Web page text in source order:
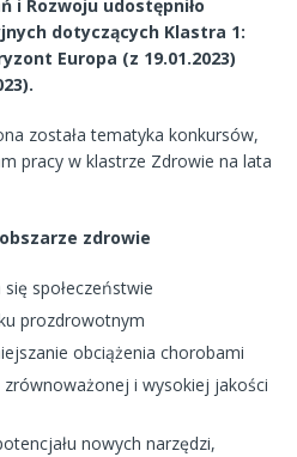
i Rozwoju udostępniło
dotyczących Klastra 1:
Europa (z 19.01.2023)
została tematyka konkursów,
pracy w klastrze Zdrowie na lata
zdrowie
społeczeństwie
prozdrowotnym
obciążenia chorobami
i wysokiej jakości
nowych narzędzi,